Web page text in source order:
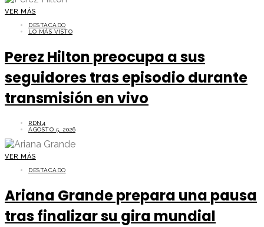
VER MÁS
DESTACADO
LO MÁS VISTO
Perez Hilton preocupa a sus
seguidores tras episodio durante
transmisión en vivo
RDN4
AGOSTO 5, 2026
VER MÁS
DESTACADO
Ariana Grande prepara una pausa
tras finalizar su gira mundial